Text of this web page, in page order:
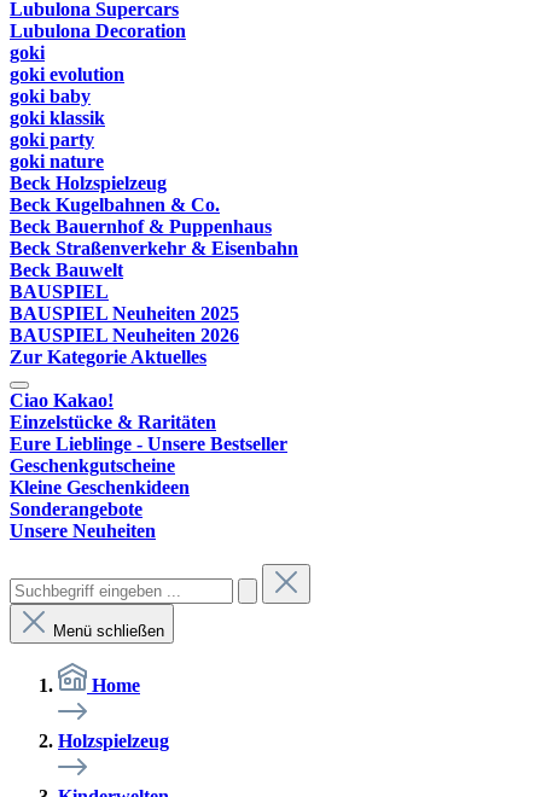
Lubulona Supercars
Lubulona Decoration
goki
goki evolution
goki baby
goki klassik
goki party
goki nature
Beck Holzspielzeug
Beck Kugelbahnen & Co.
Beck Bauernhof & Puppenhaus
Beck Straßenverkehr & Eisenbahn
Beck Bauwelt
BAUSPIEL
BAUSPIEL Neuheiten 2025
BAUSPIEL Neuheiten 2026
Zur Kategorie Aktuelles
Ciao Kakao!
Einzelstücke & Raritäten
Eure Lieblinge - Unsere Bestseller
Geschenkgutscheine
Kleine Geschenkideen
Sonderangebote
Unsere Neuheiten
Menü schließen
Home
Holzspielzeug